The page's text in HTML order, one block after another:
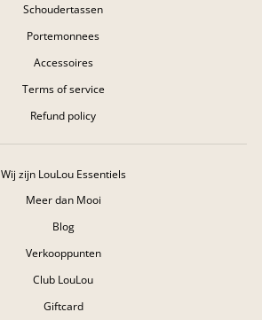
Schoudertassen
Portemonnees
Accessoires
Terms of service
Refund policy
Wij zijn LouLou Essentiels
Meer dan Mooi
Blog
Verkooppunten
Club LouLou
Giftcard